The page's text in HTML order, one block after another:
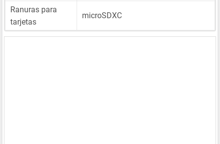
Ranuras para
tarjetas
microSDXC